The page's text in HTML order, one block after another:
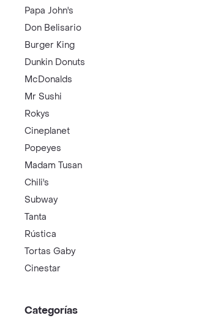
Papa John's
Don Belisario
Burger King
Dunkin Donuts
McDonalds
Mr Sushi
Rokys
Cineplanet
Popeyes
Madam Tusan
Chili's
Subway
Tanta
Rústica
Tortas Gaby
Cinestar
Categorías